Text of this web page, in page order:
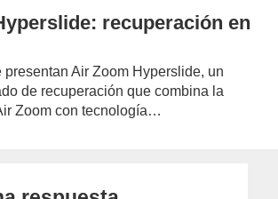
recuperación en
presentan Air Zoom Hyperslide, un
de recuperación que combina la
Zoom con tecnología…